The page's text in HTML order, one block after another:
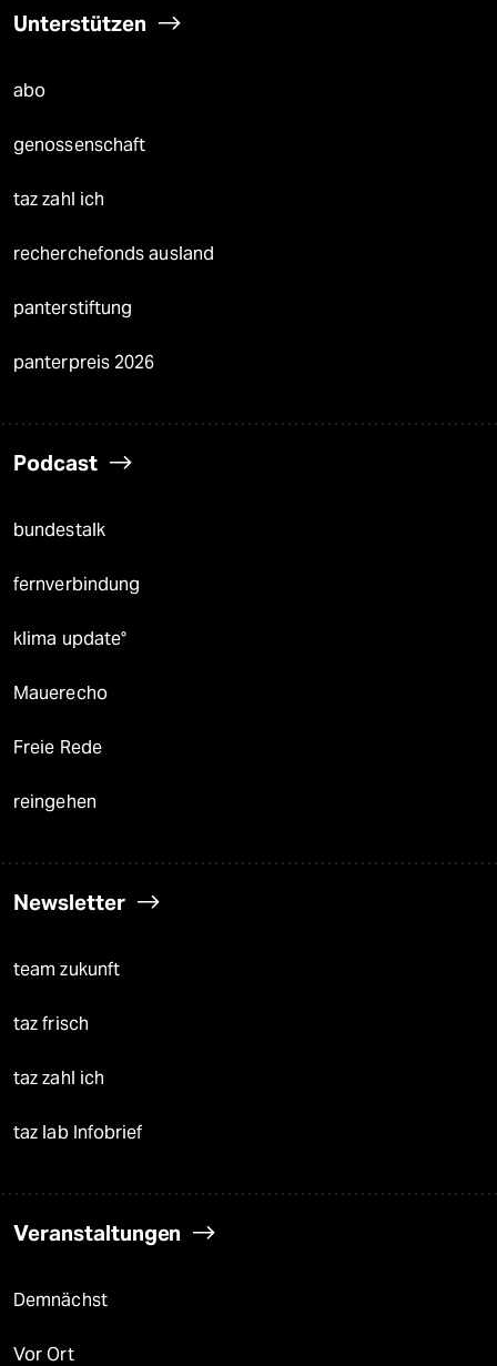
Unterstützen
abo
genossenschaft
taz zahl ich
recherchefonds ausland
panterstiftung
panterpreis 2026
Podcast
bundestalk
fernverbindung
klima update°
Mauerecho
Freie Rede
reingehen
Newsletter
team zukunft
taz frisch
taz zahl ich
taz lab Infobrief
Veranstaltungen
Demnächst
Vor Ort